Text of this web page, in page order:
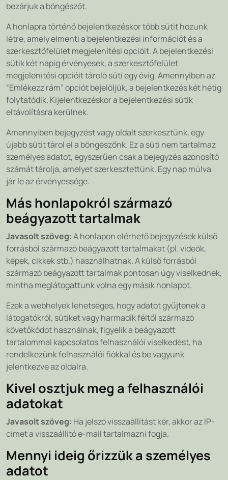
bezárjuk a böngészőt.
A honlapra történő bejelentkezéskor több sütit hozunk
létre, amely elmenti a bejelentkezési információt és a
szerkesztőfelület megjelenítési opcióit. A bejelentkezési
sütik két napig érvényesek, a szerkesztőfelület
megjelenítési opcióit tároló süti egy évig. Amennyiben az
“Emlékezz rám” opciót bejelöljük, a bejelentkezés két hétig
folytatódik. Kijelentkezéskor a bejelentkezési sütik
eltávolításra kerülnek.
Amennyiben bejegyzést vagy oldalt szerkesztünk, egy
újabb sütit tárol el a böngészőnk. Ez a süti nem tartalmaz
személyes adatot, egyszerűen csak a bejegyzés azonosító
számát tárolja, amelyet szerkesztettünk. Egy nap múlva
jár le az érvényessége.
Más honlapokról származó
beágyazott tartalmak
Javasolt szöveg:A honlapon elérhető bejegyzések külső
forrásból származó beágyazott tartalmakat (pl. videók,
képek, cikkek stb.) használhatnak. A külső forrásból
származó beágyazott tartalmak pontosan úgy viselkednek,
mintha meglátogattunk volna egy másik honlapot.
Ezek a webhelyek lehetséges, hogy adatot gyűjtenek a
látogatókról, sütiket vagy harmadik féltől származó
követőkódot használnak, figyelik a beágyazott
tartalommal kapcsolatos felhasználói viselkedést, ha
rendelkezünk felhasználói fiókkal és be vagyunk
jelentkezve az oldalra.
Kivel osztjuk meg a felhasználói
adatokat
Javasolt szöveg: Ha jelszó visszaállítást kér, akkor az IP-
címet a visszaállító e-mail tartalmazni fogja.
Mennyi ideig őrizzük a személyes
adatot